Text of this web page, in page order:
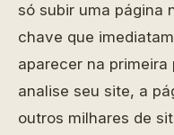
só subir uma página
chave que
aparecer na primeira
analise seu site, a
outros milhares de